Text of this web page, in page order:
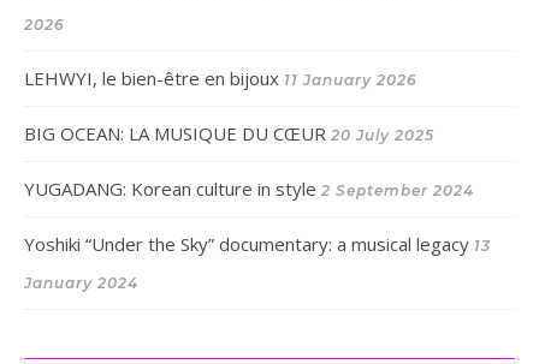
2026
LEHWYI, le bien-être en bijoux 11 January 2026
BIG OCEAN: LA MUSIQUE DU CŒUR 20 July 2025
YUGADANG: Korean culture in style 2 September 2024
Yoshiki “Under the Sky” documentary: a musical legacy 13
January 2024